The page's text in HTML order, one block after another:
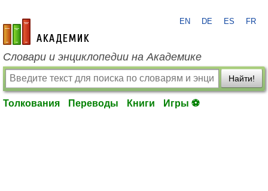
academic.ru
EN DE ES FR
Словари и энциклопедии на Академике
Найти!
Толкования Переводы Книги Игры ⚽